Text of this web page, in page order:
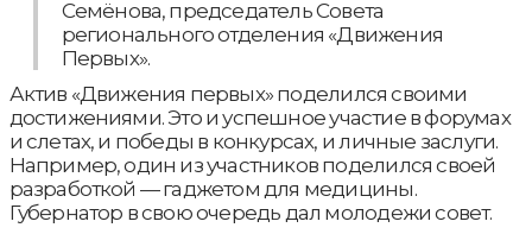
Семёнова, председатель Совета
регионального отделения «Движения
Первых».
Актив «Движения первых» поделился своими
достижениями. Это и успешное участие в форумах
и слетах, и победы в конкурсах, и личные заслуги.
Например, один из участников поделился своей
разработкой — гаджетом для медицины.
Губернатор в свою очередь дал молодежи совет.